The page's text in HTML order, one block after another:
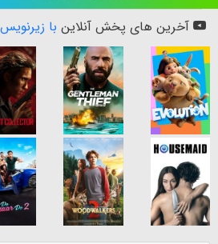
آخرین های پخش آنلاین با